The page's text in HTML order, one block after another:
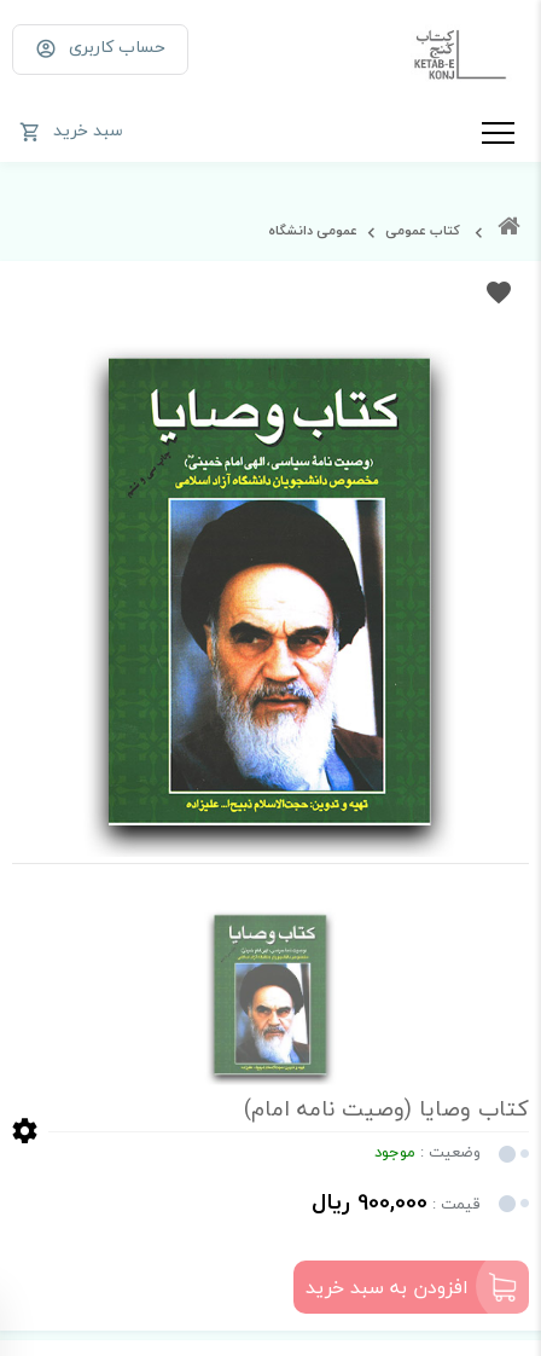
حساب کاربری
سبد خرید
کتاب عمومی عمومی دانشگاه
کتاب وصایا (وصیت نامه امام)
وضعیت : موجود
قیمت : 900,000 ریال
افزودن به سبد خرید